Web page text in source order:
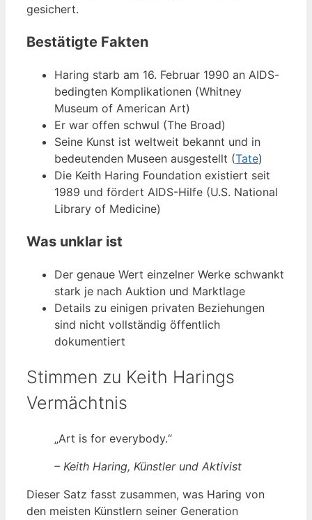
gesichert.
Bestätigte Fakten
Haring starb am 16. Februar 1990 an AIDS-
bedingten Komplikationen (Whitney
Museum of American Art)
Er war offen schwul (The Broad)
Seine Kunst ist weltweit bekannt und in
bedeutenden Museen ausgestellt (Tate)
Die Keith Haring Foundation existiert seit
1989 und fördert AIDS-Hilfe (U.S. National
Library of Medicine)
Was unklar ist
Der genaue Wert einzelner Werke schwankt
stark je nach Auktion und Marktlage
Details zu einigen privaten Beziehungen
sind nicht vollständig öffentlich
dokumentiert
Stimmen zu Keith Harings
Vermächtnis
„Art is for everybody.“
– Keith Haring, Künstler und Aktivist
Dieser Satz fasst zusammen, was Haring von
den meisten Künstlern seiner Generation